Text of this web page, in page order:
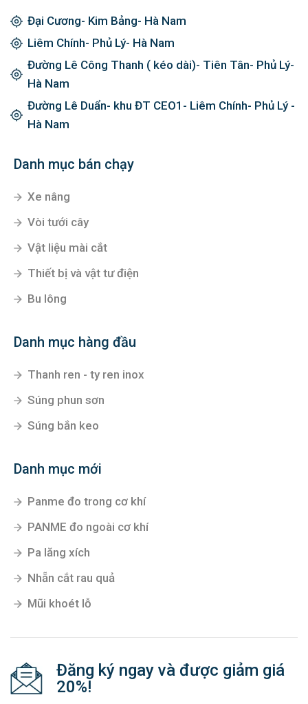
Đại Cương- Kim Bảng- Hà Nam
Liêm Chính- Phủ Lý- Hà Nam
Đường Lê Công Thanh ( kéo dài)- Tiên Tân- Phủ Lý-
Hà Nam
Đường Lê Duẩn- khu ĐT CEO1- Liêm Chính- Phủ Lý -
Hà Nam
Danh mục bán chạy
Xe nâng
Vòi tưới cây
Vật liệu mài cắt
Thiết bị và vật tư điện
Bu lông
Danh mục hàng đầu
Thanh ren - ty ren inox
Súng phun sơn
Súng bắn keo
Danh mục mới
Panme đo trong cơ khí
PANME đo ngoài cơ khí
Pa lăng xích
Nhẵn cắt rau quả
Mũi khoét lỗ
Đăng ký ngay và được giảm giá
20%!